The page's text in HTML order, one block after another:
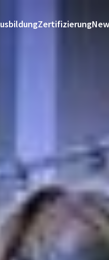
Zertifizierung